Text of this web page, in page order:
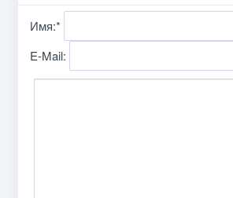
Имя:*
E-Mail: